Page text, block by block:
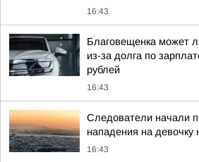
16:43
Благовещенка может
из-за долга по
рублей
16:43
Следователи начали
нападения на девочку
16:43